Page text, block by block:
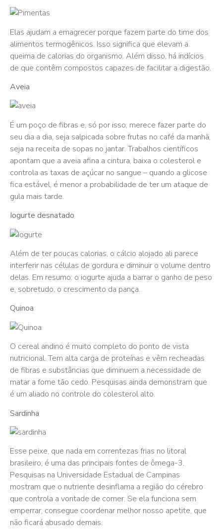
Elas ajudam a emagrecer porque fazem parte do time dos
alimentos termogênicos. Isso significa que elevam a
queima de calorias do organismo. Além disso, há indícios
de que contêm compostos capazes de facilitar a digestão.
Aveia
É um poço de fibras e, só por isso, merece fazer parte do
seu dia a dia, seja salpicada sobre frutas no café da manhã,
seja na receita de sopas no jantar. Trabalhos científicos
apontam que a aveia afina a cintura, baixa o colesterol e
controla as taxas de açúcar no sangue – quando a glicose
fica estável, é menor a probabilidade de ter um ataque de
gula mais tarde.
Iogurte desnatado
Além de ter poucas calorias, o cálcio alojado ali parece
interferir nas células de gordura e diminuir o volume dentro
delas. Em resumo: o iogurte ajuda a barrar o ganho de peso
e, sobretudo, o crescimento da pança.
Quinoa
O cereal andino é muito completo do ponto de vista
nutricional. Tem alta carga de proteínas e vêm recheadas
de fibras e substâncias que diminuem a necessidade de
matar a fome tão cedo. Pesquisas ainda demonstram que
é um aliado no controle do colesterol alto.
Sardinha
Esse peixe, que nada em correntezas frias no litoral
brasileiro, é uma das principais fontes de ômega-3.
Pesquisas na Universidade Estadual de Campinas
mostram que o nutriente desinflama a região do cérebro
que controla a vontade de comer. Se ela funciona sem
emperrar, consegue coordenar melhor nosso apetite, que
não ficará abusado demais.